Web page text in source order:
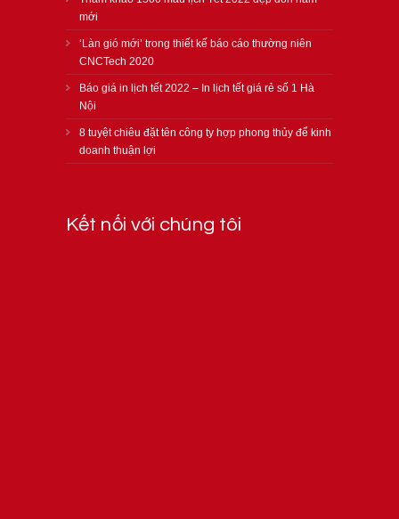
mới
‘Làn gió mới’ trong thiết kế báo cáo thường niên
CNCTech 2020
Báo giá in lịch tết 2022 – In lịch tết giá rẻ số 1 Hà
Nội
8 tuyệt chiêu đặt tên công ty hợp phong thủy để kinh
doanh thuận lợi
Kết nối với chúng tôi